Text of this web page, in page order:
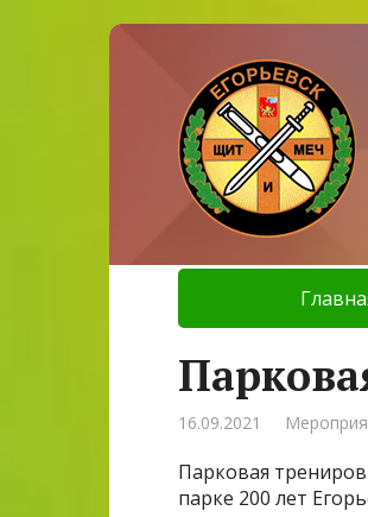
16.09.2021
Парковая
парке 200 лет